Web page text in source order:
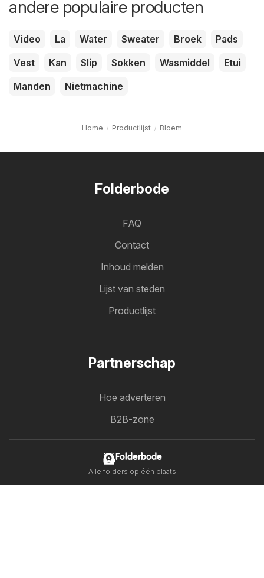
andere populaire producten
Video La Water Sweater Broek
Pads
Vest
Kan Slip Sokken Wasmiddel
Etui
Manden
Nietmachine
Home Productlijst Bloem
Folderbode
FAQ
Contact
Inhoud melden
Lijst van steden
Productlijst
Partnerschap
Hoe adverteren
B2B-zone
Folderbode
Alle folders op één plaats